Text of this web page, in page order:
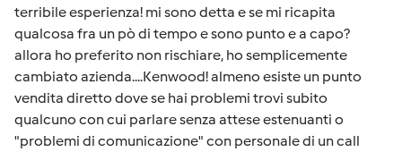
terribile esperienza! mi sono detta e se mi ricapita
qualcosa fra un pò di tempo e sono punto e a capo?
allora ho preferito non rischiare, ho semplicemente
cambiato azienda....Kenwood! almeno esiste un punto
vendita diretto dove se hai problemi trovi subito
qualcuno con cui parlare senza attese estenuanti o
"problemi di comunicazione" con personale di un call